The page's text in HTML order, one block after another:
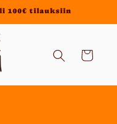
100€ tilauksiin
Ostoskori